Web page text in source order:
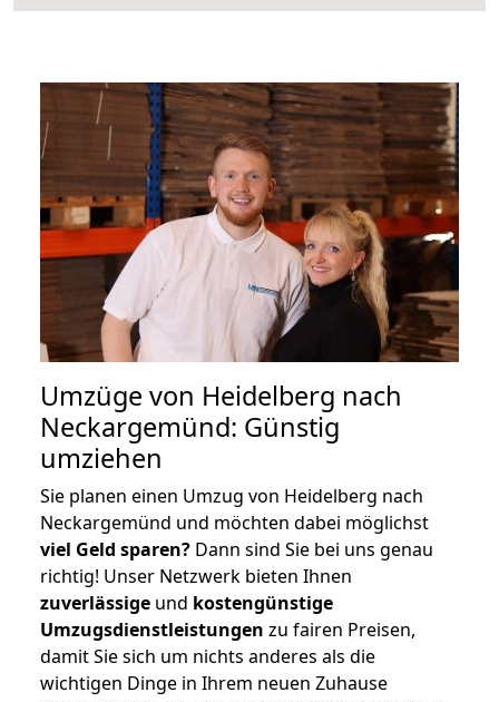
Umzüge von Heidelberg nach
Neckargemünd: Günstig
umziehen
Sie planen einen Umzug von Heidelberg nach
Neckargemünd und möchten dabei möglichst
viel Geld sparen? Dann sind Sie bei uns genau
richtig! Unser Netzwerk bieten Ihnen
zuverlässige und kostengünstige
Umzugsdienstleistungen zu fairen Preisen,
damit Sie sich um nichts anderes als die
wichtigen Dinge in Ihrem neuen Zuhause